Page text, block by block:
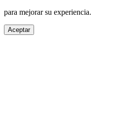
para mejorar su experiencia.
Aceptar